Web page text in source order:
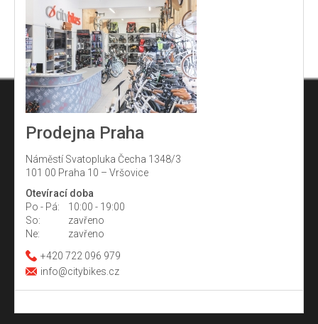
Prodejna Praha
Náměstí Svatopluka Čecha 1348/3
101 00 Praha 10 – Vršovice
Otevírací doba
Po - Pá:
10:00 - 19:00
So:
zavřeno
Ne:
zavřeno
+420 722 096 979
info@citybikes.cz